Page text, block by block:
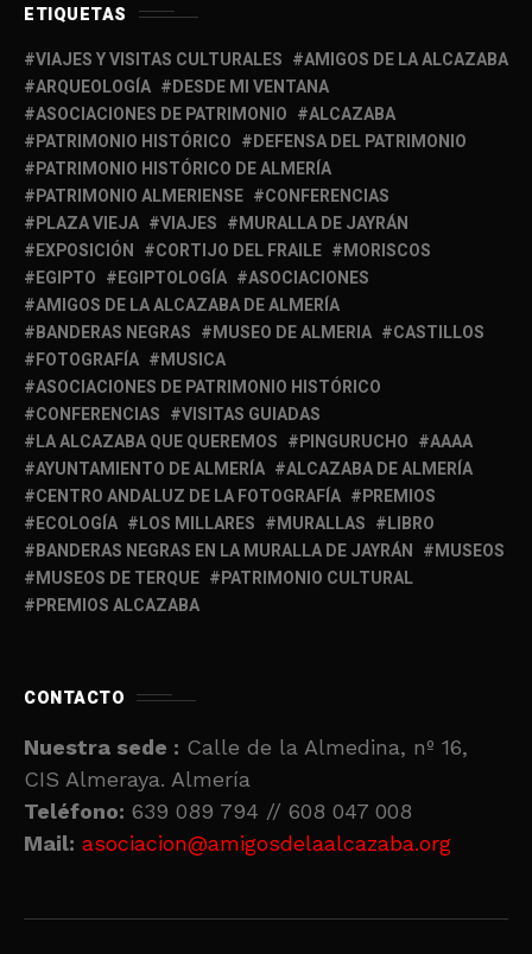
ETIQUETAS
VIAJES Y VISITAS CULTURALES
AMIGOS DE LA ALCAZABA
ARQUEOLOGÍA
DESDE MI VENTANA
ASOCIACIONES DE PATRIMONIO
ALCAZABA
PATRIMONIO HISTÓRICO
DEFENSA DEL PATRIMONIO
PATRIMONIO HISTÓRICO DE ALMERÍA
PATRIMONIO ALMERIENSE
CONFERENCIAS
PLAZA VIEJA
VIAJES
MURALLA DE JAYRÁN
EXPOSICIÓN
CORTIJO DEL FRAILE
MORISCOS
EGIPTO
EGIPTOLOGÍA
ASOCIACIONES
AMIGOS DE LA ALCAZABA DE ALMERÍA
BANDERAS NEGRAS
MUSEO DE ALMERIA
CASTILLOS
FOTOGRAFÍA
MUSICA
ASOCIACIONES DE PATRIMONIO HISTÓRICO
CONFERENCIAS
VISITAS GUIADAS
LA ALCAZABA QUE QUEREMOS
PINGURUCHO
AAAA
AYUNTAMIENTO DE ALMERÍA
ALCAZABA DE ALMERÍA
CENTRO ANDALUZ DE LA FOTOGRAFÍA
PREMIOS
ECOLOGÍA
LOS MILLARES MURALLAS
LIBRO
BANDERAS NEGRAS EN LA MURALLA DE JAYRÁN
MUSEOS
MUSEOS DE TERQUE
PATRIMONIO CULTURAL
PREMIOS ALCAZABA
CONTACTO
Nuestra sede : Calle de la Almedina, nº 16,
CIS Almeraya. Almería
Teléfono: 639 089 794 // 608 047 008
Mail: asociacion@amigosdelaalcazaba.org